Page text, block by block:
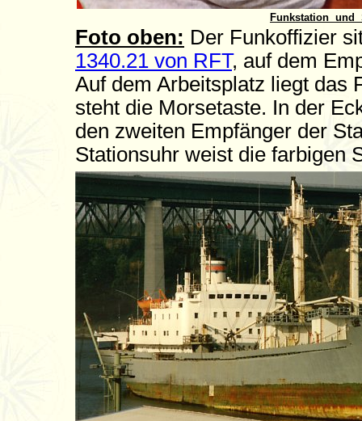
Funkstation und
Foto oben: Der Funkoffizier
1340.21 von RFT, auf dem
Auf dem Arbeitsplatz liegt das
steht die Morsetaste. In der
den zweiten Empfänger der
Stationsuhr weist die farbigen